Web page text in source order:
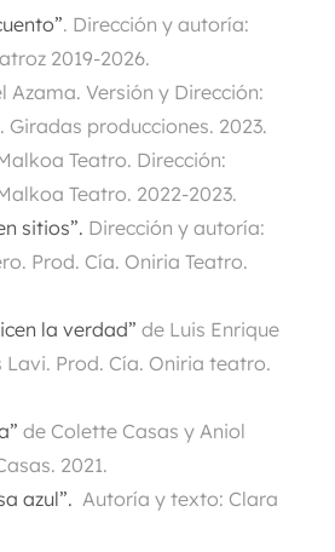
. Dirección y autoría:
2019-2026.
Azama. Versión y Dirección:
Giradas producciones. 2023.
Teatro. Dirección:
Teatro. 2022-2023.
sitios”. Dirección y autoría:
Prod. Cía. Oniria Teatro.
la verdad” de Luis Enrique
Lavi. Prod. Cía. Oniria teatro.
de Colette Casas y Aniol
2021.
azul”. Autoría y texto: Clara